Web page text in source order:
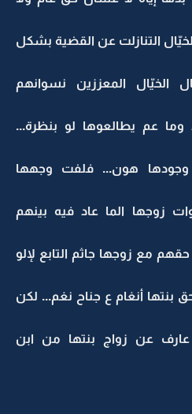
التنازلت عن القضية بشكل
الخيّال المعززين نسوانهم
وما عم يطالعوها لو بنظرة...
هون... فلفت وجهها
زوجها الما عاد فيه بينهم
مع زوجها جاثم التابع لإلو
أنغام ع جناح نغم... لكن
عن زواج بنتها من ابن